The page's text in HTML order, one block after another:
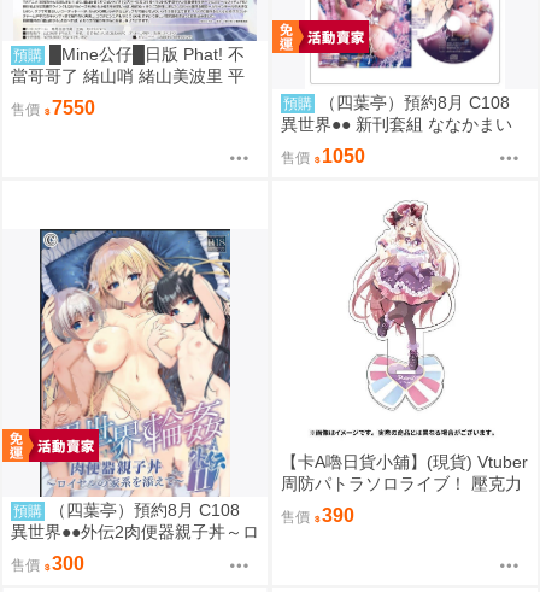
預購
█Mine公仔█日版 Phat! 不
當哥哥了 緒山哨 緒山美波里 平
成辣妹 1/6 PVC D9283
售價 7550 預購
（四葉亭）預約8月 C108
異世界●● 新刊套組 ななかまい
售價 1050
預購
（四葉亭）預約8月 C108
異世界●●外伝2肉便器親子丼～ロ
イヤルの家系を添えて～ ななか
まい
售價 300
【卡A嚕日貨小舖】(現貨) Vtuber
周防パトラソロライブ！ 壓克力
售價 390